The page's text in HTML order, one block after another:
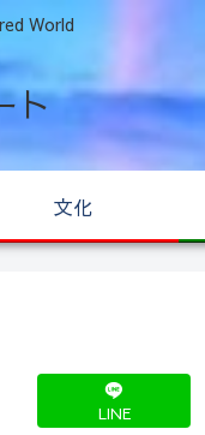
World
ト
文化
LINE